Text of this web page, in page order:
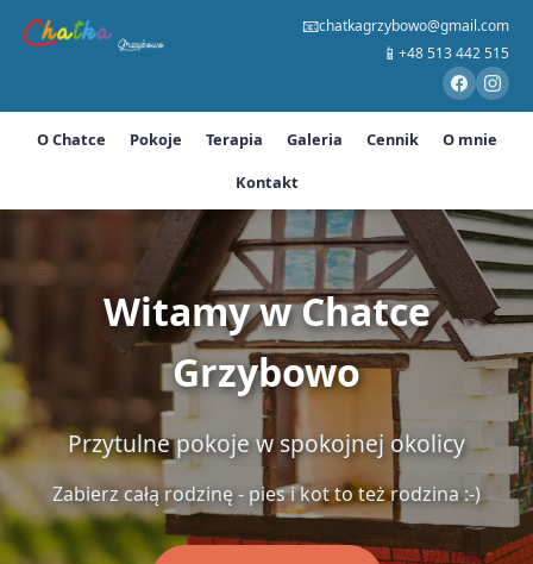
📧chatkagrzybowo@gmail.com
📱 +48 513 442 515
O Chatce Pokoje Terapia Galeria Cennik
O mnie
Kontakt
Witamy w Chatce
Grzybowo
Przytulne pokoje w spokojnej okolicy
Zabierz całą rodzinę - pies i kot to też rodzina :-)